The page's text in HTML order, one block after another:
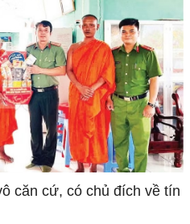
căn cứ, có chủ đích về tín